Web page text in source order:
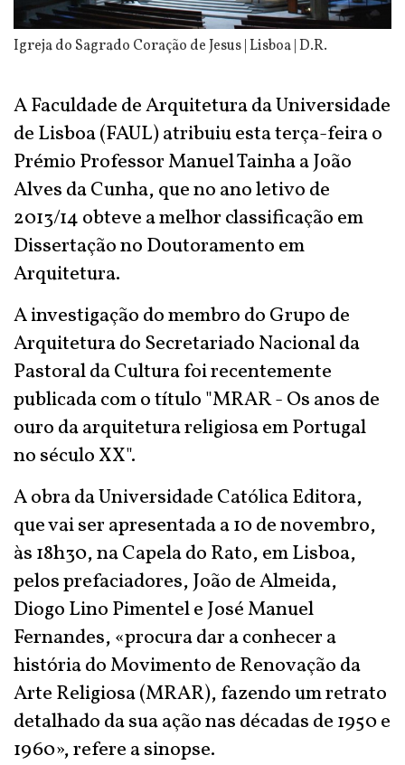
Igreja do Sagrado Coração de Jesus | Lisboa | D.R.
A Faculdade de Arquitetura da Universidade
de Lisboa (FAUL) atribuiu esta terça-feira o
Prémio Professor Manuel Tainha a João
Alves da Cunha, que no ano letivo de
2013/14 obteve a melhor classificação em
Dissertação no Doutoramento em
Arquitetura.
A investigação do membro do Grupo de
Arquitetura do Secretariado Nacional da
Pastoral da Cultura foi recentemente
publicada com o título "MRAR - Os anos de
ouro da arquitetura religiosa em Portugal
no século XX".
A obra da Universidade Católica Editora,
que vai ser apresentada a 10 de novembro,
às 18h30, na Capela do Rato, em Lisboa,
pelos prefaciadores, João de Almeida,
Diogo Lino Pimentel e José Manuel
Fernandes, «procura dar a conhecer a
história do Movimento de Renovação da
Arte Religiosa (MRAR), fazendo um retrato
detalhado da sua ação nas décadas de 1950 e
1960», refere a sinopse.